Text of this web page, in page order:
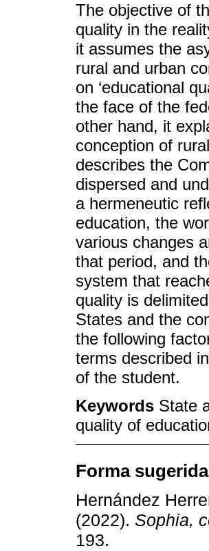
The objective of
quality in the
it assumes the
rural and urban
on ‘educational
the face of the
other hand, it
conception of
describes the
dispersed and
a hermeneutic
education, the
various changes
that period, and
system that
quality is
States and the
the following
terms described
of the student.
Keywords State
quality of
Forma
Hernández
(2022). Sophia,
193.